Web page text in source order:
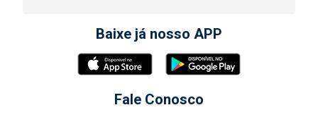
Baixe já nosso APP
Fale Conosco